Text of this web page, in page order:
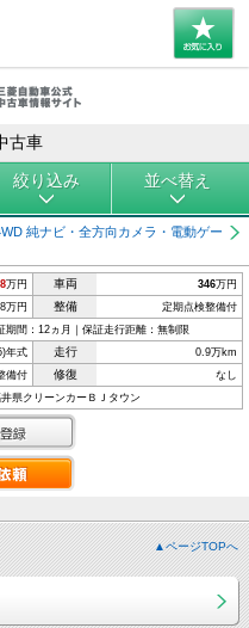
古車
絞り込み 並べ替え
純ナビ・全方向カメラ・電動ゲー
万円 車両 346万円
万円 整備 定期点検整備付
期間：12ヵ月｜保証走行距離：無制限
年式 走行 0.9万km
備付 修復 なし
県クリーンカーＢＪタウン
▲ページTOPへ